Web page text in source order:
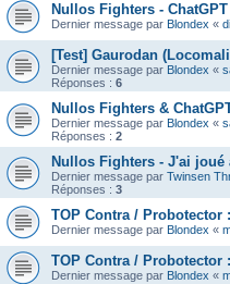
Nullos Fighters -
Dernier message par Blondex «
[Test] Gaurodan
Dernier message par Blondex «
Réponses : 6
Nullos Fighters &
Dernier message par Blondex «
Réponses : 2
Nullos Fighters - J'ai joué
Dernier message par Twinsen
Réponses : 3
TOP Contra / Probotector
Dernier message par Blondex «
TOP Contra / Probotector
Dernier message par Blondex «